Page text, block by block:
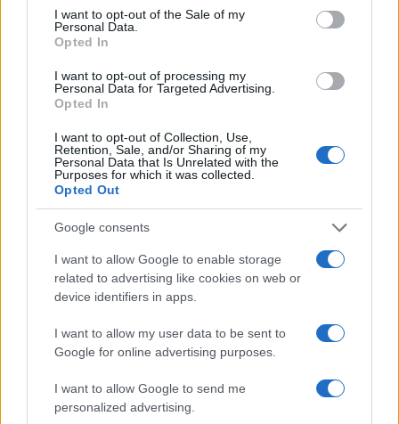
consent section.
I want to opt-out of the Sale of my
Personal Data.
Opted In
I want to opt-out of processing my
Personal Data for Targeted Advertising.
Opted In
I want to opt-out of Collection, Use,
Retention, Sale, and/or Sharing of my
Personal Data that Is Unrelated with the
Purposes for which it was collected.
Opted Out
Google consents
I want to allow Google to enable storage
related to advertising like cookies on web or
device identifiers in apps.
I want to allow my user data to be sent to
Google for online advertising purposes.
I want to allow Google to send me
personalized advertising.
Lucía Fernández · 3 Ago 2026
Trucos de cocina tradicionales para platos deliciosos
y rápidos
Diego Romero · 3 Ago 2026
CONSEJOS DE COCINA